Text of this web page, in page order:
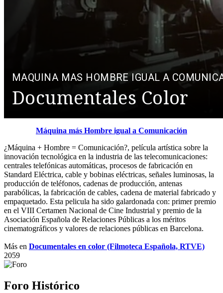
Máquina más Hombre igual a Comunicación
¿Máquina + Hombre = Comunicación?, película artística sobre la
innovación tecnológica en la industria de las telecomunicaciones:
centrales telefónicas automáticas, procesos de fabricación en
Standard Eléctrica, cable y bobinas eléctricas, señales luminosas, la
producción de teléfonos, cadenas de producción, antenas
parabólicas, la fabricación de cables, cadena de material fabricado y
empaquetado. Esta pelicula ha sido galardonada con: primer premio
en el VIII Certamen Nacional de Cine Industrial y premio de la
Asociación Española de Relaciones Públicas a los méritos
cinematográficos y valores de relaciones públicas en Barcelona.
Más en Documentales en color (Filmoteca Española, RTVE)
2059
Foro Histórico